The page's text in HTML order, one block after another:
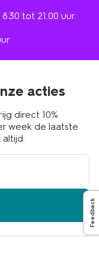
tot 21.00 uur
acties
direct 10%
week de laatste
Feedback